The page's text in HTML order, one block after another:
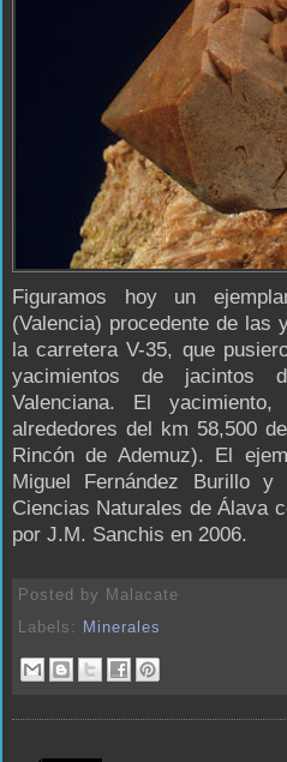
Figuramos hoy un
(Valencia) procedente de las
la carretera V-35, que
yacimientos de jacintos
Valenciana. El
alrededores del km 58,500
Rincón de Ademuz). El
Miguel Fernández Burillo
Ciencias Naturales de Álava
por J.M. Sanchis en 2006.
Posted by Malacate
Labels:
Minerales